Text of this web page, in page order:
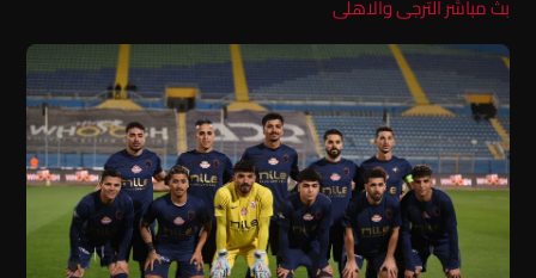
بث مباشر الترجى والاهلى